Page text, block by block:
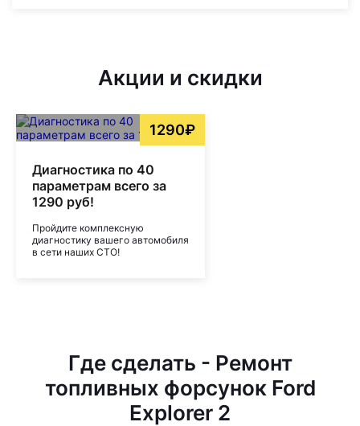
Акции и скидки
1290₽
Диагностика по 40
параметрам всего за
1290 руб!
Пройдите комплексную
диагностику вашего автомобиля
в сети наших СТО!
Где сделать - Ремонт
топливных форсунок Ford
Explorer 2